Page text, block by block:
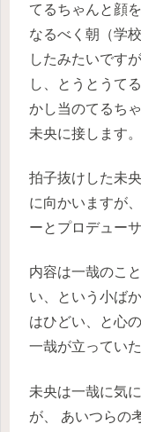
てるちゃんと顔
なるべく朝（学
したみたいです
し、とうとうて
かし当のてるち
未央に接します。
拍子抜けした未
に向かいますが、
ーとプロデュー
内容は一哉のこ
い、という小ば
はひどい、と心
一哉が立ってい
未央は一哉に気
が、
あいつらの